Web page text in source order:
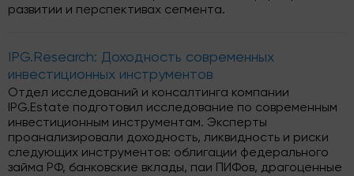
развитии и перспективах сегмента.
IPG.Research: Доходность современных
инвестиционных инструментов
Отдел исследований и консалтинга компании
IPG.Estate подготовил исследование по современным
инвестиционным инструментам. Эксперты
проанализировали доходность, ликвидность и риски
следующих инструментов: облигации федерального
займа РФ, банковские вклады, паи ПИФов, драгоценные